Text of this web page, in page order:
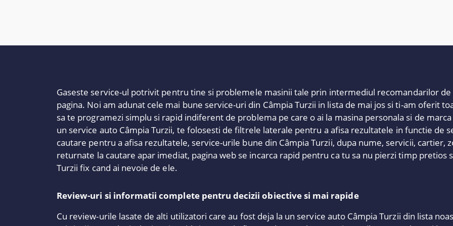
Gaseste service-ul potrivit pentru tine si problemele masinii tale prin intermediul recomandarilor
pagina. Noi am adunat cele mai bune service-uri din Câmpia Turzii in lista de mai jos si ti-am oferit
sa te programezi simplu si rapid indiferent de problema pe care o ai la masina personala si de
un service auto Câmpia Turzii, te folosesti de filtrele laterale pentru a afisa rezultatele in functie de
cautare pentru a afisa rezultatele, service-urile bune din Câmpia Turzii, dupa nume, servicii, cartier,
returnate la cautare apar imediat, pagina web se incarca rapid pentru ca tu sa nu pierzi timp pretios
Turzii fix cand ai nevoie de ele.
Review-uri si informatii complete pentru decizii obiective si mai rapide
Cu review-urile lasate de alti utilizatori care au fost deja la un service auto Câmpia Turzii din lista